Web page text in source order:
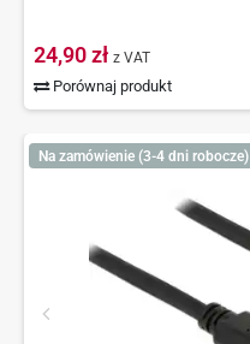
24,90 zł z VAT
Porównaj produkt
Na zamówienie (3-4 dni robocze)